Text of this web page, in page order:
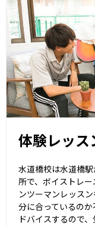
体験レッス
水道橋校は水道橋
所で、ボイストレ
ンツーマンレッス
分に合っているの
ドバイスするので